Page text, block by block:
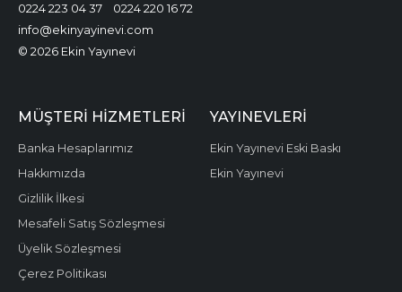
0224 223 04 37
0224 220 16 72
info@ekinyayinevi.com
© 2026 Ekin Yayınevi
MÜŞTERI HIZMETLERI
Banka Hesaplarımız
Hakkımızda
Gizlilik İlkesi
Mesafeli Satış Sözleşmesi
Üyelik Sözleşmesi
Çerez Politikası
YAYINEVLERI
Ekin Yayınevi Eski Baskı
Ekin Yayınevi